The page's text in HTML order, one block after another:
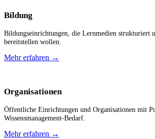
Bildung
Bildungseinrichtungen, die Lernmedien strukturiert
bereitstellen wollen.
Mehr erfahren →
Organisationen
Öffentliche Einrichtungen und Organisationen mit
Wissensmanagement-Bedarf.
Mehr erfahren →